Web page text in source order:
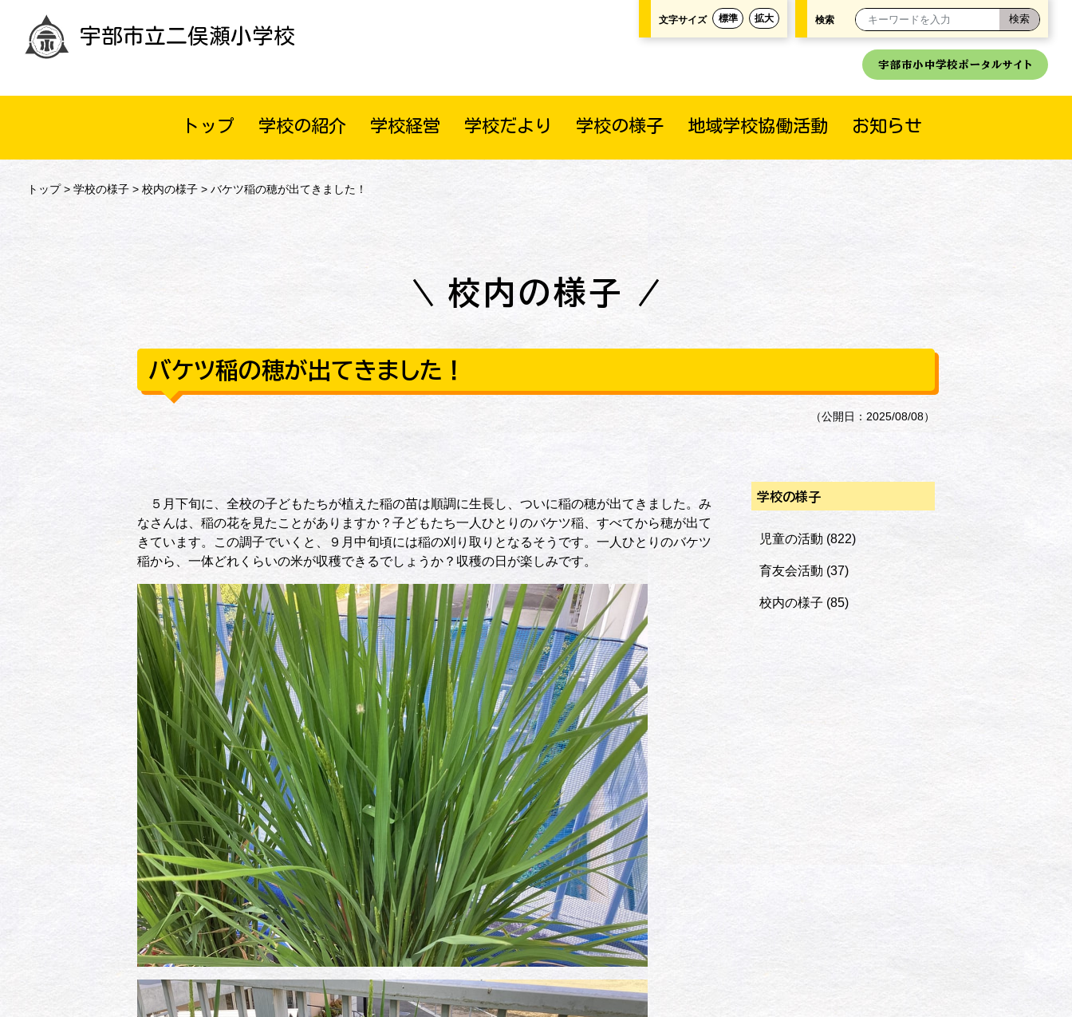
宇部市立二俣瀬小学校
文字サイズ 標準 拡大 検索
宇部市小中学校ポータルサイト
トップ 学校の紹介 学校経営 学校だより 学校の様子 地域学校協働活動 お知らせ
トップ> 学校の様子> 校内の様子> バケツ稲の穂が出てきました！
校内の様子
バケツ稲の穂が出てきました！
（公開日：2025/08/08）
５月下旬に、全校の子どもたちが植えた稲の苗は順調に生長し、ついに稲の穂が出てきました。み
なさんは、稲の花を見たことがありますか？子どもたち一人ひとりのバケツ稲、すべてから穂が出て
きています。この調子でいくと、９月中旬頃には稲の刈り取りとなるそうです。一人ひとりのバケツ
稲から、一体どれくらいの米が収穫できるでしょうか？収穫の日が楽しみです。
学校の様子
児童の活動 (822)
育友会活動 (37)
校内の様子 (85)